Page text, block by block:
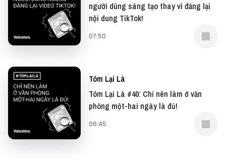
người dùng sáng tạo thay vì đăng lại
nội dung TikTok!
07:50
Tóm Lại Là
Tóm Lại Là #40: Chỉ nên làm ở văn
phòng một-hai ngày là đủ!
06:45